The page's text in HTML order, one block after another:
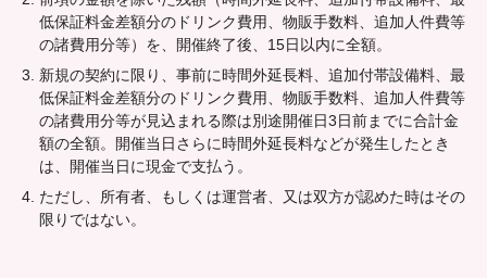
低保証料金差額分のドリンク費用、物販手数料、追加人件費等
の諸費用分等）を、開催終了後、15日以内に全額。
新規の契約に限り、事前に時間外延長料、追加付帯設備料、最
低保証料金差額分のドリンク費用、物販手数料、追加人件費等
の諸費用分等が見込まれる際は別途開催日3日前までに合計金
額の全額。開催当日さらに時間外延長料などが発生したとき
は、開催当日に現金で支払う。
ただし、所有者、もしくは運営者、又は双方が認めた時はその
限りではない。